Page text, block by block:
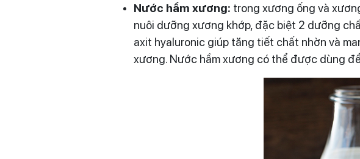
Nước hầm xương: trong xương ống và
nuôi dưỡng xương khớp, đặc biệt 2 dưỡng
axit hyaluronic giúp tăng tiết chất nhờn và
xương. Nước hầm xương có thể được dùng